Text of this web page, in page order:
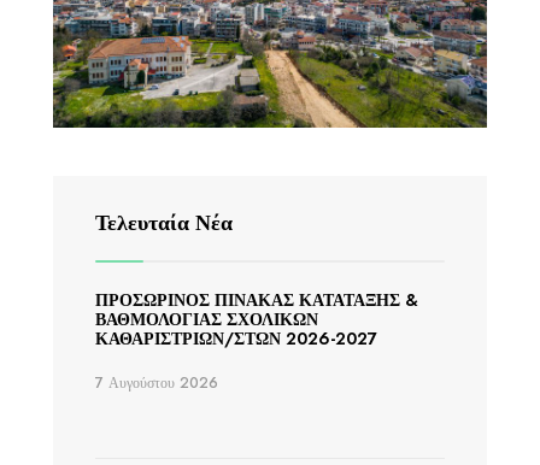
Τελευταία Νέα
ΠΡΟΣΩΡΙΝΟΣ ΠΙΝΑΚΑΣ ΚΑΤΑΤΑΞΗΣ &
ΒΑΘΜΟΛΟΓΙΑΣ ΣΧΟΛΙΚΩΝ
ΚΑΘΑΡΙΣΤΡΙΩΝ/ΣΤΩΝ 2026-2027
7 Αυγούστου 2026